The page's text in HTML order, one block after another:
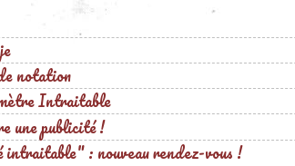
notation
Intraitable
une publicité !
: nouveau rendez-vous !